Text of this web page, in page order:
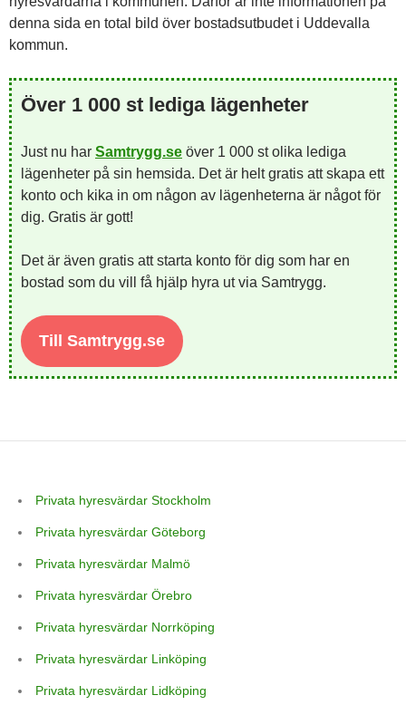
denna sida en total bild över bostadsutbudet i Uddevalla
kommun.
Över 1 000 st lediga lägenheter
Just nu har Samtrygg.se över 1 000 st olika lediga
lägenheter på sin hemsida. Det är helt gratis att skapa ett
konto och kika in om någon av lägenheterna är något för
dig. Gratis är gott!
Det är även gratis att starta konto för dig som har en
bostad som du vill få hjälp hyra ut via Samtrygg.
Till Samtrygg.se
Privata hyresvärdar Stockholm
Privata hyresvärdar Göteborg
Privata hyresvärdar Malmö
Privata hyresvärdar Örebro
Privata hyresvärdar Norrköping
Privata hyresvärdar Linköping
Privata hyresvärdar Lidköping